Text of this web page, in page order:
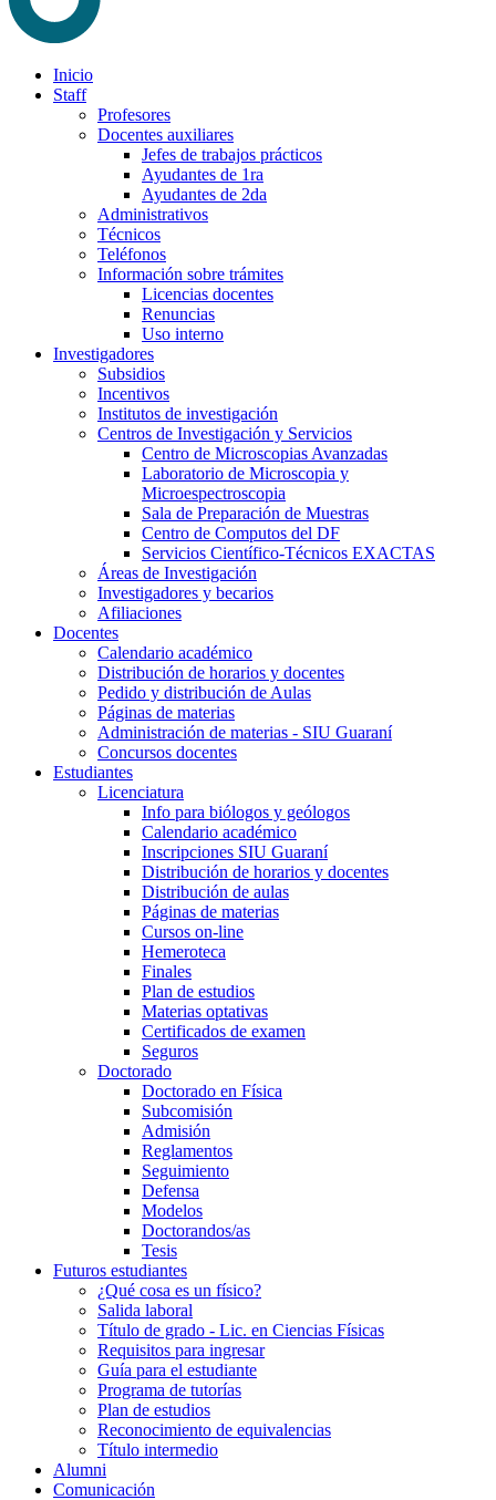
Inicio
Staff
Profesores
Docentes auxiliares
Jefes de trabajos prácticos
Ayudantes de 1ra
Ayudantes de 2da
Administrativos
Técnicos
Teléfonos
Información sobre trámites
Licencias docentes
Renuncias
Uso interno
Investigadores
Subsidios
Incentivos
Institutos de investigación
Centros de Investigación y Servicios
Centro de Microscopias Avanzadas
Laboratorio de Microscopia y
Microespectroscopia
Sala de Preparación de Muestras
Centro de Computos del DF
Servicios Científico-Técnicos EXACTAS
Áreas de Investigación
Investigadores y becarios
Afiliaciones
Docentes
Calendario académico
Distribución de horarios y docentes
Pedido y distribución de Aulas
Páginas de materias
Administración de materias - SIU Guaraní
Concursos docentes
Estudiantes
Licenciatura
Info para biólogos y geólogos
Calendario académico
Inscripciones SIU Guaraní
Distribución de horarios y docentes
Distribución de aulas
Páginas de materias
Cursos on-line
Hemeroteca
Finales
Plan de estudios
Materias optativas
Certificados de examen
Seguros
Doctorado
Doctorado en Física
Subcomisión
Admisión
Reglamentos
Seguimiento
Defensa
Modelos
Doctorandos/as
Tesis
Futuros estudiantes
¿Qué cosa es un físico?
Salida laboral
Título de grado - Lic. en Ciencias Físicas
Requisitos para ingresar
Guía para el estudiante
Programa de tutorías
Plan de estudios
Reconocimiento de equivalencias
Título intermedio
Alumni
Comunicación